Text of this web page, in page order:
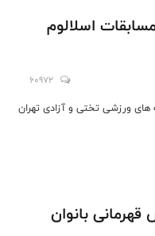
اسلالوم
60972
های ورزشی تختی و آزادی تهران
بانوان